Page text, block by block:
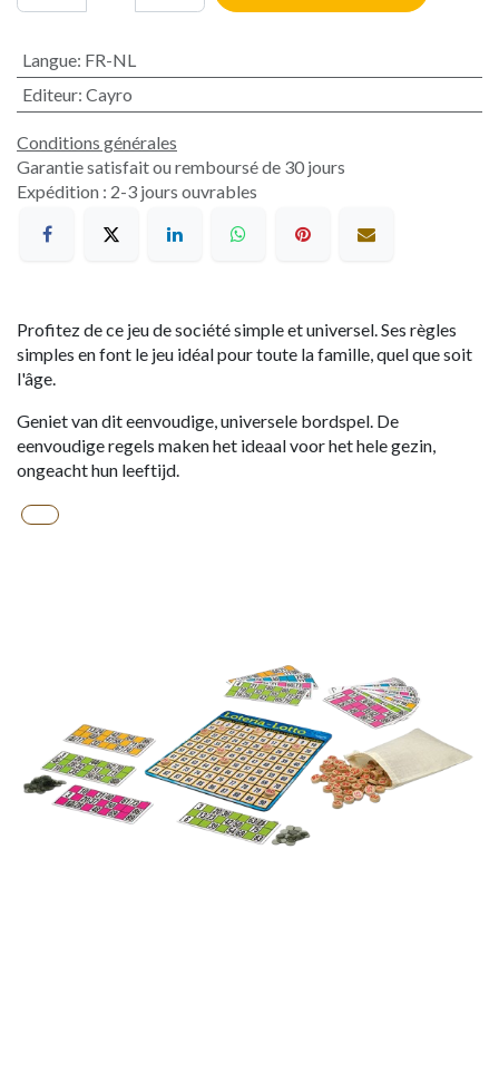
Langue: FR-NL
Editeur: Cayro
Conditions générales
Garantie satisfait ou remboursé de 30 jours
Expédition : 2-3 jours ouvrables
Profitez de ce jeu de société simple et universel. Ses règles
simples en font le jeu idéal pour toute la famille, quel que soit
l'âge.
Geniet van dit eenvoudige, universele bordspel. De
eenvoudige regels maken het ideaal voor het hele gezin,
ongeacht hun leeftijd.